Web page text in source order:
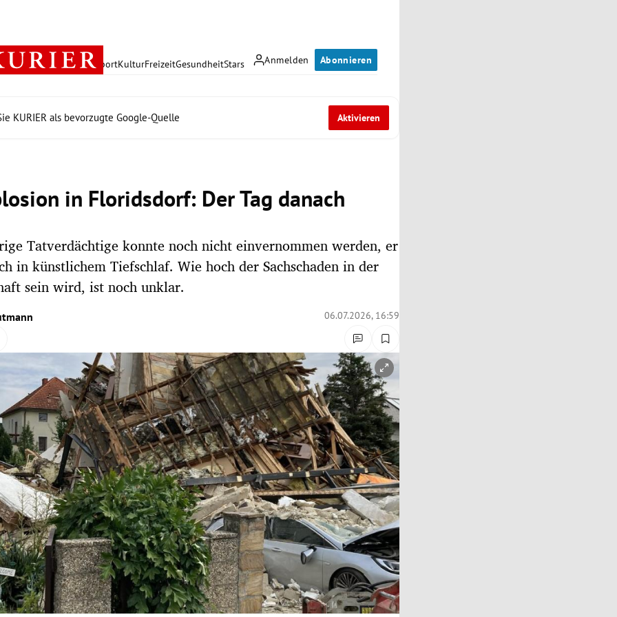
Anmelden Abonnieren
PolitikWirtschaft SportKulturFreizeitGesundheitStars
KURIER als bevorzugte Google-Quelle Aktivieren
in Floridsdorf: Der Tag danach
Tatverdächtige konnte noch nicht einvernommen werden, er
in künstlichem Tiefschlaf. Wie hoch der Sachschaden in der
sein wird, ist noch unklar.
06.07.2026, 16:59
öffnen/schließen